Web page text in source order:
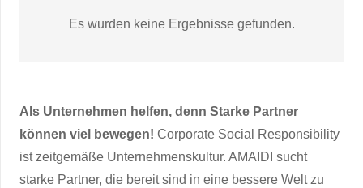
Es wurden keine Ergebnisse gefunden.
Als Unternehmen helfen, denn Starke Partner
können viel bewegen! Corporate Social Responsibility
ist zeitgemäße Unternehmenskultur. AMAIDI sucht
starke Partner, die bereit sind in eine bessere Welt zu